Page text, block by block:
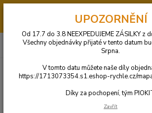
ODESÍLÁNY OBJEDNÁVKY. Díly si můžete
obchodních partnerů KLIKNUTÍM
CZK
+420 731 269 669
UPOZORNĚNÍ
Od 17.7 do 3.8 NEEXPEDUJEME ZÁSILKY z
Všechny objednávky přijaté v tento datum
Srpna.
V tomto datu můžete naše díly
https://1713073354.s1.eshop-rychle.cz/
Díky za pochopení, tým
Zavřít